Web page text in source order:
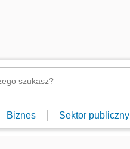
Biznes Sektor publiczny